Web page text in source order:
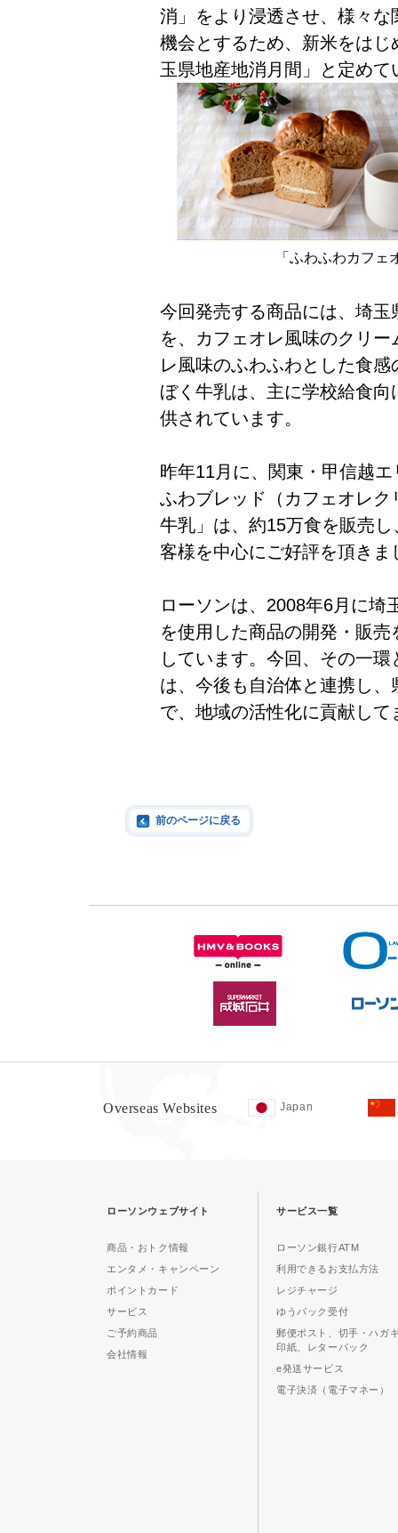
消」をより浸透させ、様々
機会とするため、新米をは
玉県地産地消月間」と定めて
「ふわふわカフ
今回発売する商品には、埼
を、カフェオレ風味のクリ
レ風味のふわふわとした食
ぼく牛乳は、主に学校給食
供されています。
昨年11月に、関東・甲信越
ふわブレッド（カフェオレ
牛乳」は、約15万食を販売
客様を中心にご好評を頂きま
ローソンは、2008年6月に埼
を使用した商品の開発・販
しています。今回、その一
は、今後も自治体と連携し
で、地域の活性化に貢献して
前のページに戻る
Overseas Websites Japan
ローソンウェブサイト
商品・おトク情報
エンタメ・キャンペーン
ポイントカード
サービス
ご予約商品
会社情報
サービス一覧
ローソン銀行ATM
利用できるお支払方法
レジチャージ
ゆうパック受付
郵便ポスト、切手・ハガ
印紙、レターパック
e発送サービス
電子決済（電子マネー）